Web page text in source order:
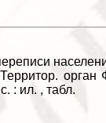
: ил. , табл.